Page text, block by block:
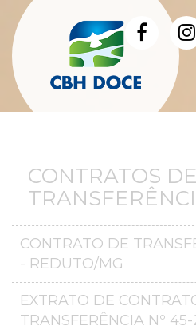
CONTRATOS DE
CONTRATO DE
- REDUTO/MG
EXTRATO DE
TRANSFERÊNCIA Nº